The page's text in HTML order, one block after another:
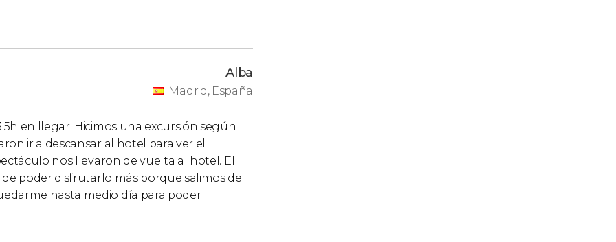
Alba
Madrid, España
en llegar. Hicimos una excursión según
ir a descansar al hotel para ver el
nos llevaron de vuelta al hotel. El
poder disfrutarlo más porque salimos de
hasta medio día para poder